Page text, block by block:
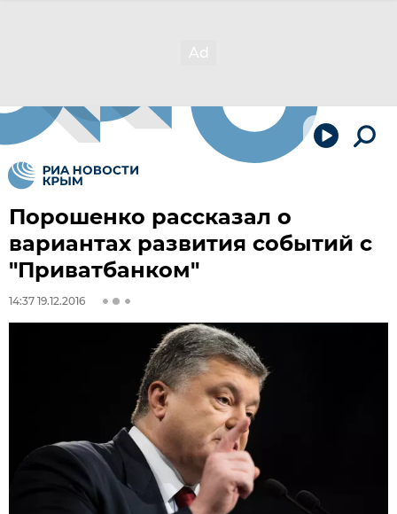
Порошенко рассказал о
вариантах развития событий с
"Приватбанком"
14:37 19.12.2016